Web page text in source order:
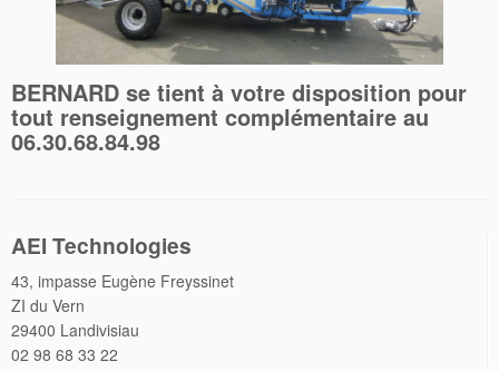
BERNARD se tient à votre disposition pour
tout renseignement complémentaire au
06.30.68.84.98
AEI Technologies
43, impasse Eugène Freyssinet
ZI du Vern
29400 Landivisiau
02 98 68 33 22